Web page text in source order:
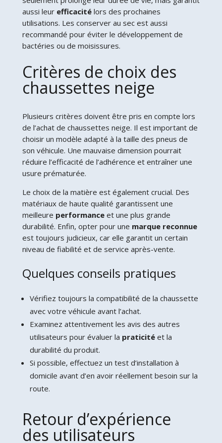
aussi leur efficacitélors des prochaines
utilisations. Les conserver au sec est aussi
recommandé pour éviter le développement de
bactéries ou de moisissures.
Critères de choix des
chaussettes neige
Plusieurs critères doivent être pris en compte lors
de l’achat de chaussettes neige. Il est important de
choisir un modèle adapté à la taille des pneus de
son véhicule. Une mauvaise dimension pourrait
réduire l’efficacité de l’adhérence et entraîner une
usure prématurée.
Le choix de la matière est également crucial. Des
matériaux de haute qualité garantissent une
meilleure performanceet une plus grande
durabilité. Enfin, opter pour une marque reconnue
est toujours judicieux, car elle garantit un certain
niveau de fiabilité et de service après-vente.
Quelques conseils pratiques
Vérifiez toujours la compatibilité de la chaussette
avec votre véhicule avant l’achat.
Examinez attentivement les avis des autres
utilisateurs pour évaluer la praticitéet la
durabilité du produit.
Si possible, effectuez un test d’installation à
domicile avant d’en avoir réellement besoin sur la
route.
Retour d’expérience
des utilisateurs